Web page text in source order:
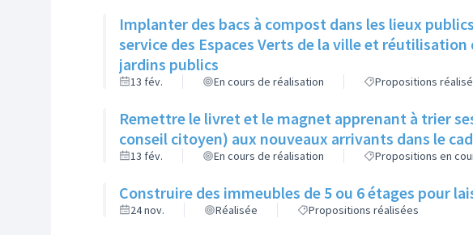
Implanter des bacs à compost dans les lieux
service des Espaces Verts de la ville et
jardins publics
13 fév. En cours de réalisation Propositions
Remettre le livret et le magnet apprenant à trier
conseil citoyen) aux nouveaux arrivants dans le
13 fév. En cours de réalisation Propositions en
Construire des immeubles de 5 ou 6 étages pour
24 nov. Réalisée Propositions réalisées